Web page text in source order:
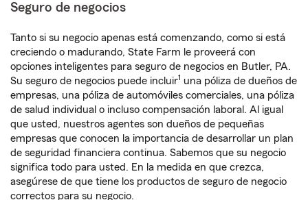
Seguro de negocios
Tanto si su negocio apenas está comenzando, como si está
creciendo o madurando, State Farm le proveerá con
opciones inteligentes para seguro de negocios en Butler, PA.
Su seguro de negocios puede incluir1 una póliza de dueños de
empresas, una póliza de automóviles comerciales, una póliza
de salud individual o incluso compensación laboral. Al igual
que usted, nuestros agentes son dueños de pequeñas
empresas que conocen la importancia de desarrollar un plan
de seguridad financiera continua. Sabemos que su negocio
significa todo para usted. En la medida en que crezca,
asegúrese de que tiene los productos de seguro de negocio
correctos para su negocio.